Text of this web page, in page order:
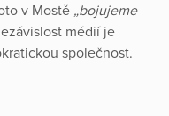
v Mostě „bojujeme
médií je
společnost.